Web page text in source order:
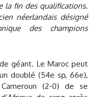
la fin des qualifications.
néerlandais désigné
des champions
géant. Le Maroc peut
doublé (54e sp, 66e),
(2-0) de se